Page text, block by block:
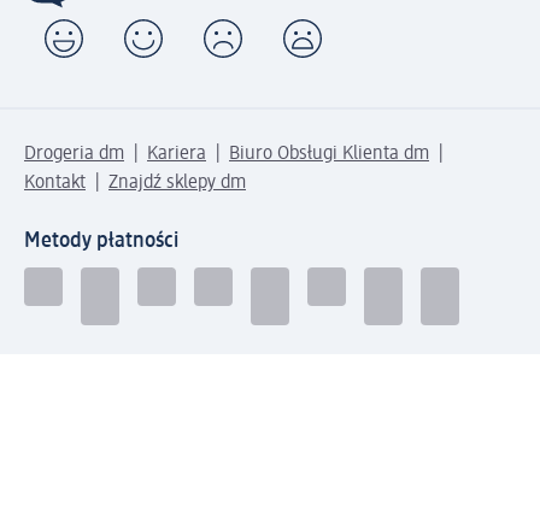
Drogeria dm Kariera
Biuro Obsługi Klienta dm
Kontakt
Znajdź sklepy dm
Metody płatności